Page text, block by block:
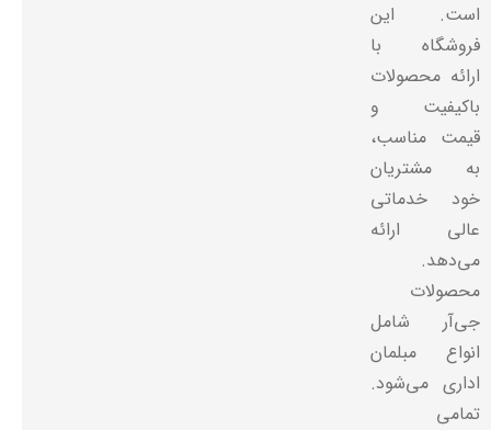
است. این
فروشگاه با
ارائه محصولات
باکیفیت و
قیمت مناسب،
به مشتریان
خود خدماتی
عالی ارائه
می‌دهد.
محصولات
جی‌آر شامل
انواع مبلمان
اداری می‌شود.
تمامی